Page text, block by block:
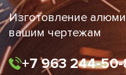
Изготовление
вашим чертежам
+7 963 244-